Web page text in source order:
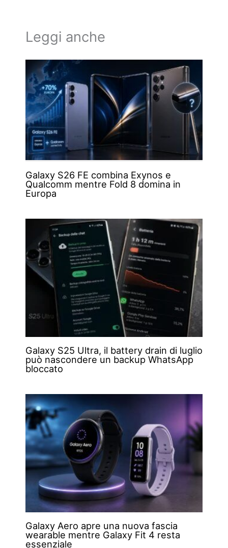
Leggi anche
Galaxy S26 FE combina Exynos e
Qualcomm mentre Fold 8 domina in
Europa
Galaxy S25 Ultra, il battery drain di luglio
può nascondere un backup WhatsApp
bloccato
Galaxy Aero apre una nuova fascia
wearable mentre Galaxy Fit 4 resta
essenziale